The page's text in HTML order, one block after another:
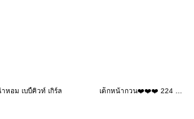
หอม เบบี้คิวท์ เกิร์ล เด็กหน้ากวน❤️❤️❤️ 224 BIG